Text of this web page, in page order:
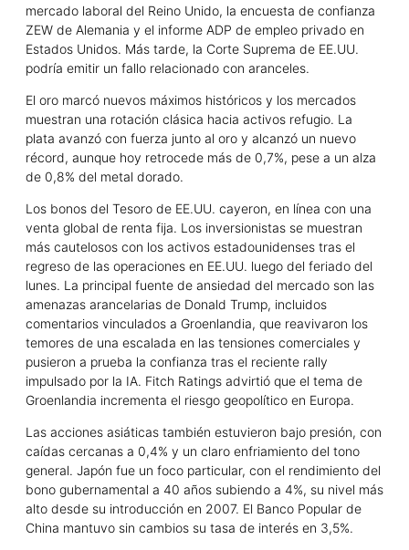
mercado laboral del Reino Unido, la encuesta de confianza
ZEW de Alemania y el informe ADP de empleo privado en
Estados Unidos. Más tarde, la Corte Suprema de EE.UU.
podría emitir un fallo relacionado con aranceles.
El oro marcó nuevos máximos históricos y los mercados
muestran una rotación clásica hacia activos refugio. La
plata avanzó con fuerza junto al oro y alcanzó un nuevo
récord, aunque hoy retrocede más de 0,7%, pese a un alza
de 0,8% del metal dorado.
Los bonos del Tesoro de EE.UU. cayeron, en línea con una
venta global de renta fija. Los inversionistas se muestran
más cautelosos con los activos estadounidenses tras el
regreso de las operaciones en EE.UU. luego del feriado del
lunes. La principal fuente de ansiedad del mercado son las
amenazas arancelarias de Donald Trump, incluidos
comentarios vinculados a Groenlandia, que reavivaron los
temores de una escalada en las tensiones comerciales y
pusieron a prueba la confianza tras el reciente rally
impulsado por la IA. Fitch Ratings advirtió que el tema de
Groenlandia incrementa el riesgo geopolítico en Europa.
Las acciones asiáticas también estuvieron bajo presión, con
caídas cercanas a 0,4% y un claro enfriamiento del tono
general. Japón fue un foco particular, con el rendimiento del
bono gubernamental a 40 años subiendo a 4%, su nivel más
alto desde su introducción en 2007. El Banco Popular de
China mantuvo sin cambios su tasa de interés en 3,5%.